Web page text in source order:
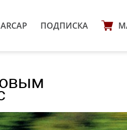
ARCAP ПОДПИСКА